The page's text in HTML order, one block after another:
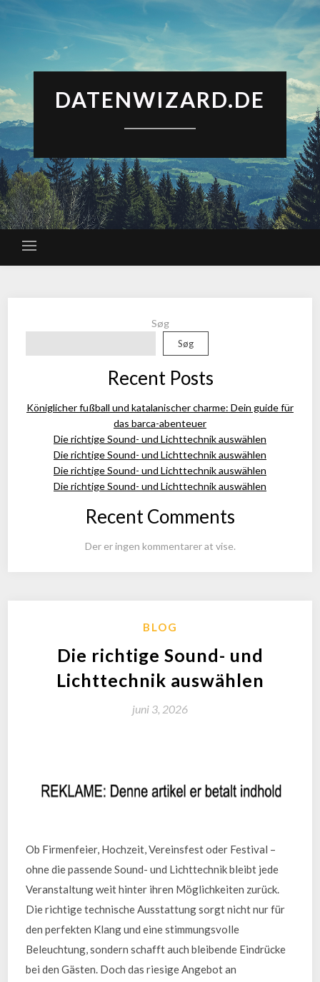
DATENWIZARD.DE
Søg
Søg
Recent Posts
Königlicher fußball und katalanischer charme: Dein guide für
das barca-abenteuer
Die richtige Sound- und Lichttechnik auswählen
Die richtige Sound- und Lichttechnik auswählen
Die richtige Sound- und Lichttechnik auswählen
Die richtige Sound- und Lichttechnik auswählen
Recent Comments
Der er ingen kommentarer at vise.
BLOG
Die richtige Sound- und
Lichttechnik auswählen
juni 3, 2026
Ob Firmenfeier, Hochzeit, Vereinsfest oder Festival –
ohne die passende Sound- und Lichttechnik bleibt jede
Veranstaltung weit hinter ihren Möglichkeiten zurück.
Die richtige technische Ausstattung sorgt nicht nur für
den perfekten Klang und eine stimmungsvolle
Beleuchtung, sondern schafft auch bleibende Eindrücke
bei den Gästen. Doch das riesige Angebot an